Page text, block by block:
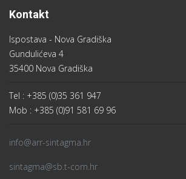
Kontakt
Ispostava - Nova Gradiška
Gundulićeva 4
35400 Nova Gradiška
Tel : +385 (0)35 361 947
Mob : +385 (0)91 581 69 96
info@arr-sintagma.hr
sintagma@sb.t-com.hr